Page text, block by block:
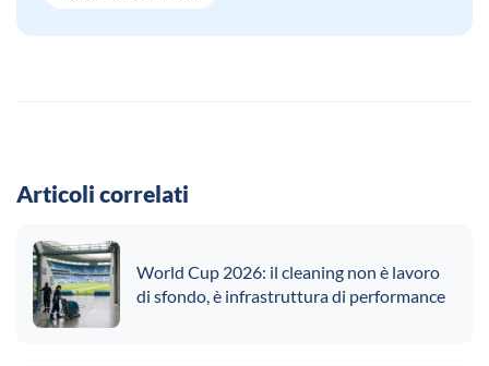
Articoli correlati
World Cup 2026: il cleaning non è lavoro
di sfondo, è infrastruttura di performance